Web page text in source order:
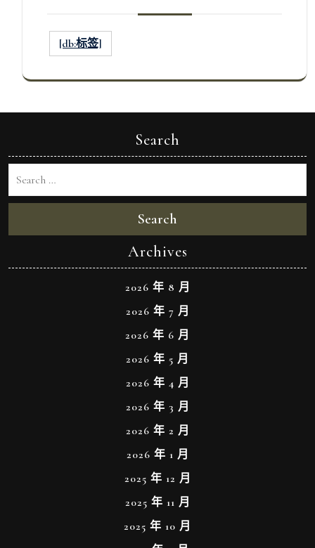
[db:标签]
Search
Search
Archives
2026 年 8 月
2026 年 7 月
2026 年 6 月
2026 年 5 月
2026 年 4 月
2026 年 3 月
2026 年 2 月
2026 年 1 月
2025 年 12 月
2025 年 11 月
2025 年 10 月